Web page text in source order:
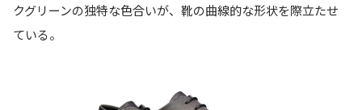
クグリーンの独特な色合いが、靴の曲線的な形状を際立たせ
ている。